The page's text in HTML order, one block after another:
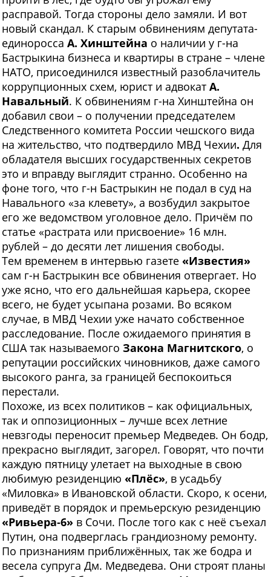
расправой. Тогда стороны дело замяли. И вот
новый скандал. К старым обвинениям депутата-
единоросса А. Хинштейна о наличии у г-на
Бастрыкина бизнеса и квартиры в стране – члене
НАТО, присоединился известный разоблачитель
коррупционных схем, юрист и адвокат А.
Навальный. К обвинениям г-на Хинштейна он
добавил свои – о получении председателем
Следственного комитета России чешского вида
на жительство, что подтвердило МВД Чехии. Для
обладателя высших государственных секретов
это и вправду выглядит странно. Особенно на
фоне того, что г-н Бастрыкин не подал в суд на
Навального «за клевету», а возбудил закрытое
его же ведомством уголовное дело. Причём по
статье «растрата или присвоение» 16 млн.
рублей – до десяти лет лишения свободы.
Тем временем в интервью газете «Известия»
сам г-н Бастрыкин все обвинения отвергает. Но
уже ясно, что его дальнейшая карьера, скорее
всего, не будет усыпана розами. Во всяком
случае, в МВД Чехии уже начато собственное
расследование. После ожидаемого принятия в
США так называемого Закона Магнитского, о
репутации российских чиновников, даже самого
высокого ранга, за границей беспокоиться
перестали.
Похоже, из всех политиков – как официальных,
так и оппозиционных – лучше всех летние
невзгоды переносит премьер Медведев. Он бодр,
прекрасно выглядит, загорел. Говорят, что почти
каждую пятницу улетает на выходные в свою
любимую резиденцию «Плёс», в усадьбу
«Миловка» в Ивановской области. Скоро, к осени,
приведёт в порядок и премьерскую резиденцию
«Ривьера‑6» в Сочи. После того как с неё съехал
Путин, она подверглась грандиозному ремонту.
По признаниям приближённых, так же бодра и
весела супруга Дм. Медведева. Они строят планы